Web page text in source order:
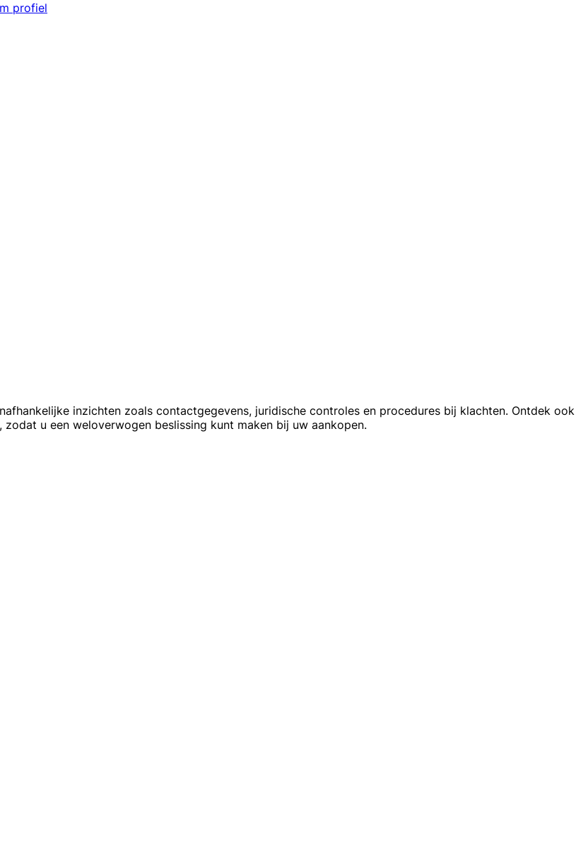
profiel
inzichten zoals contactgegevens, juridische controles en procedures bij klachten. Ontdek ook
u een weloverwogen beslissing kunt maken bij uw aankopen.